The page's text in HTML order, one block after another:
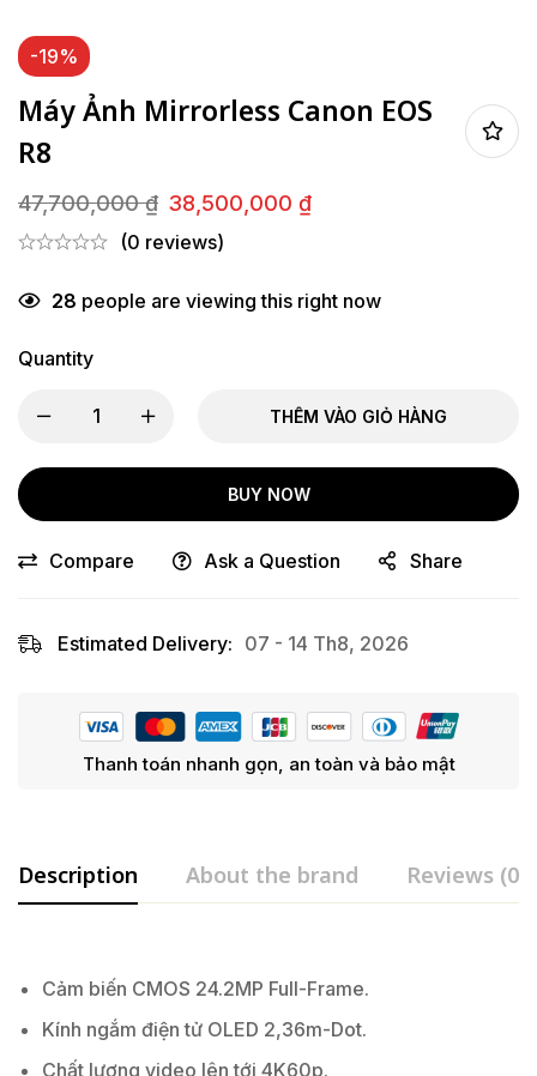
-19%
Máy Ảnh Mirrorless Canon EOS
R8
47,700,000₫
Giá
gốc
47,700,000 ₫.
38,500,000 ₫
Giá
hiện
là:
(0 reviews)
28 people are viewing this right now
Quantity
THÊM VÀO GIỎ HÀNG
BUY NOW
Compare Ask a Question Share
Estimated Delivery: 07 - 14 Th8, 2026
Thanh toán nhanh gọn, an toàn và bảo mật
Description About the brand Reviews (0)
Cảm biến CMOS 24.2MP Full-Frame.
Kính ngắm điện tử OLED 2,36m-Dot.
Chất lượng video lên tới 4K60p.